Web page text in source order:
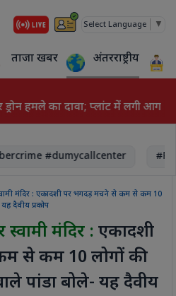
Select Language ▼
ताजा खबर अंतरराष्ट्रीय
हमले का दावा; प्लांट में लगी आग
#dumycallcenter
मंदिर : एकादशी पर भगदड़ मचने से कम से कम 10
दैवीय प्रकोप
स्वामी मंदिर : एकादशी
से कम 10 लोगों की
पांडा बोले- यह दैवीय